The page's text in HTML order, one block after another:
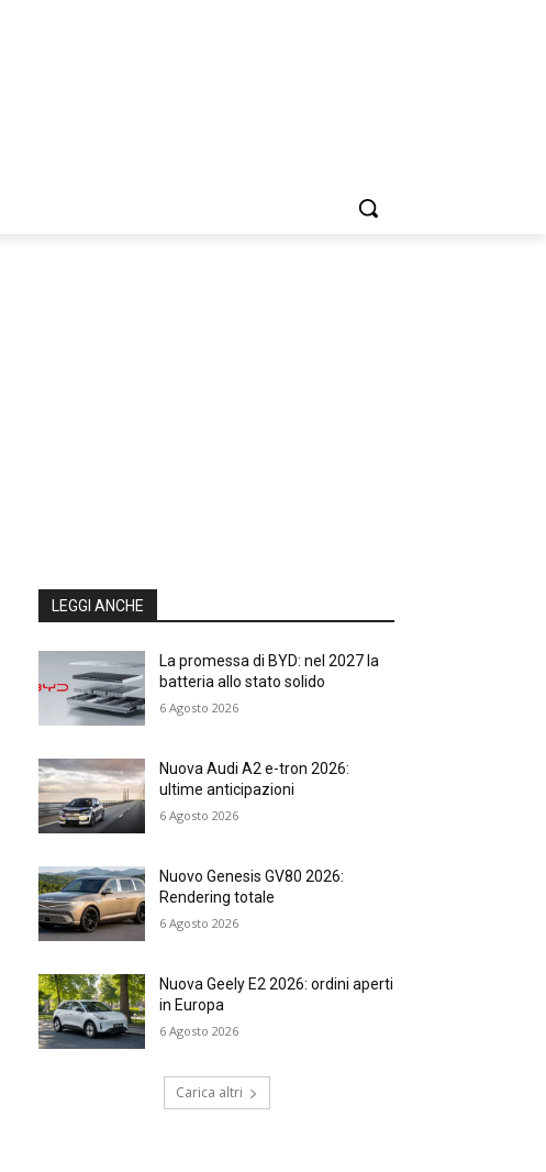
LEGGI ANCHE
La promessa di BYD: nel 2027 la
batteria allo stato solido
6 Agosto 2026
Nuova Audi A2 e-tron 2026:
ultime anticipazioni
6 Agosto 2026
Nuovo Genesis GV80 2026:
Rendering totale
6 Agosto 2026
Nuova Geely E2 2026: ordini aperti
in Europa
6 Agosto 2026
Carica altri